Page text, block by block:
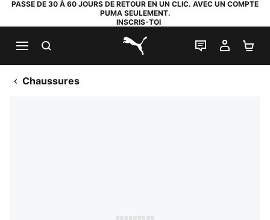
PASSE DE 30 À 60 JOURS DE RETOUR EN UN CLIC. AVEC UN COMPTE
PUMA SEULEMENT.
INSCRIS-TOI
PUMA.com
LIVE CHAT
MON
Chaussures